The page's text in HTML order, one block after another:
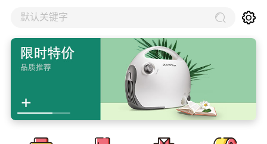
默认关键字